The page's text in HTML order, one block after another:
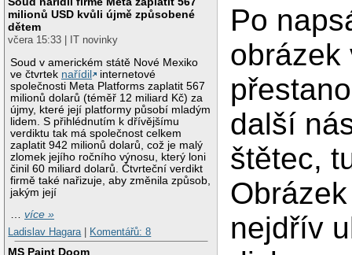
milionů USD kvůli újmě způsobené
dětem
včera 15:33 | IT novinky
Soud v americkém státě Nové Mexiko
ve čtvrtek nařídil
internetové
společnosti Meta Platforms zaplatit 567
milionů dolarů (téměř 12 miliard Kč) za
újmy, které její platformy působí mladým
lidem. S přihlédnutím k dřívějšímu
verdiktu tak má společnost celkem
zaplatit 942 milionů dolarů, což je malý
zlomek jejího ročního výnosu, který loni
činil 60 miliard dolarů. Čtvrteční verdikt
firmě také nařizuje, aby změnila způsob,
jakým její
…více »
Ladislav Hagara
Komentářů: 8
MS Paint Doom
Po
obrázek
další
štětec,
nejdřív